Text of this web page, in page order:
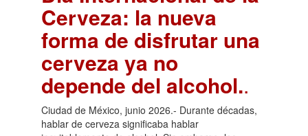
Cerveza: la nueva
forma de disfrutar una
cerveza ya no
depende del alcohol..
Ciudad de México, junio 2026.- Durante décadas,
hablar de cerveza significaba hablar